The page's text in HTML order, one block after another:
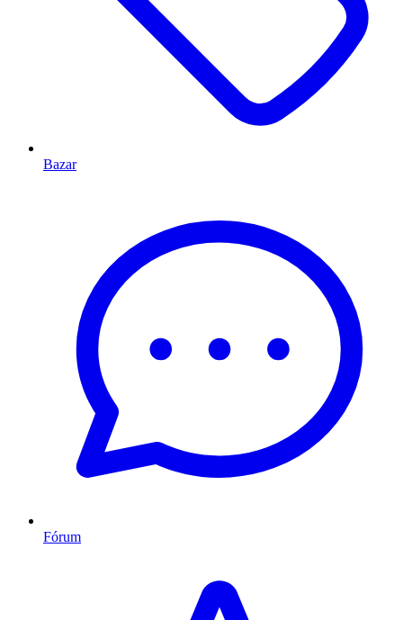
Bazar
Fórum